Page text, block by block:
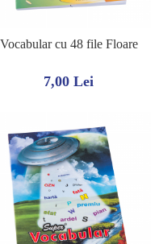
Vocabular cu 48 file Floare
7,00 Lei